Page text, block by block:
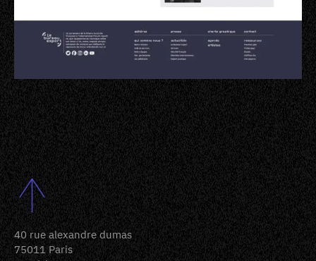
40 rue alexandre dumas
75011 Paris